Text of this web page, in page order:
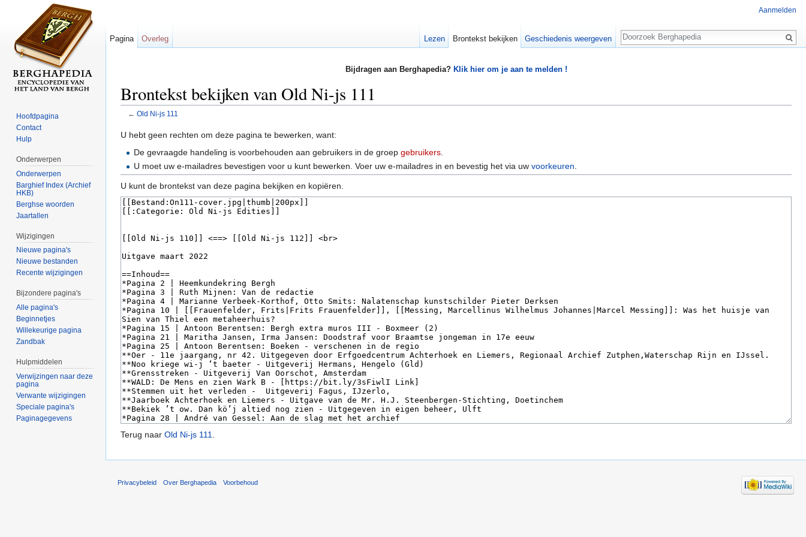
Bijdragen aan Berghapedia? Klik hier om je aan te melden !
Brontekst bekijken van Old Ni-js 111
← Old Ni-js 111
U hebt geen rechten om deze pagina te bewerken, want:
De gevraagde handeling is voorbehouden aan gebruikers in de groepgebruikers
U moet uw e-mailadres bevestigen voor u kunt bewerken. Voer uw e-mailadres in en bevestig het via uwvoorkeuren
U kunt de brontekst van deze pagina bekijken en kopiëren.
Terug naar Old Ni-js 111.
Aanmelden
Pagina Overleg Lezen Brontekst bekijken Geschiedenis weergeven
Zoeken
Hoofdpagina
Contact
Hulp
Onderwerpen
Onderwerpen
Barghief Index (Archief
HKB)
Berghse woorden
Jaartallen
Wijzigingen
Nieuwe pagina's
Nieuwe bestanden
Recente wijzigingen
Bijzondere pagina's
Alle pagina's
Beginnetjes
Willekeurige pagina
Zandbak
Hulpmiddelen
Verwijzingen naar deze
pagina
Verwante wijzigingen
Speciale pagina's
Paginagegevens
Privacybeleid Over Berghapedia Voorbehoud